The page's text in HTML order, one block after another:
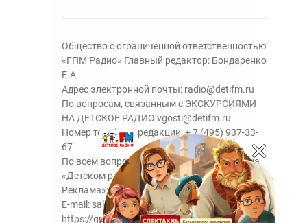
Общество с ограниченной ответственностью
«ГПМ Радио» Главный редактор: Бондаренко
Е.А.
Адрес электронной почты: radio@detifm.ru
По вопросам, связанным с ЭКСКУРСИЯМИ
НА ДЕТСКОЕ РАДИО vgosti@detifm.ru
Номер телефона редакции:+ 7 (495) 937-33-
67
По всем вопросам размещения рекламы на
«Детском радио» - сейлз-хаус «ГПМ
Реклама»:+7 (495) 921-40-41
E-mail: sales@gazprom-media.ru
https://gpmsaleshouse.ru/